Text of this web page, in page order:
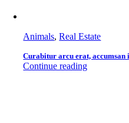
Animals,Real Estate
Curabitur arcu erat,
Continue reading